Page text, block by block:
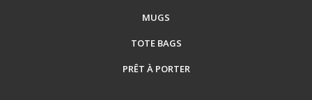
MUGS
TOTE BAGS
PRÊT À PORTER